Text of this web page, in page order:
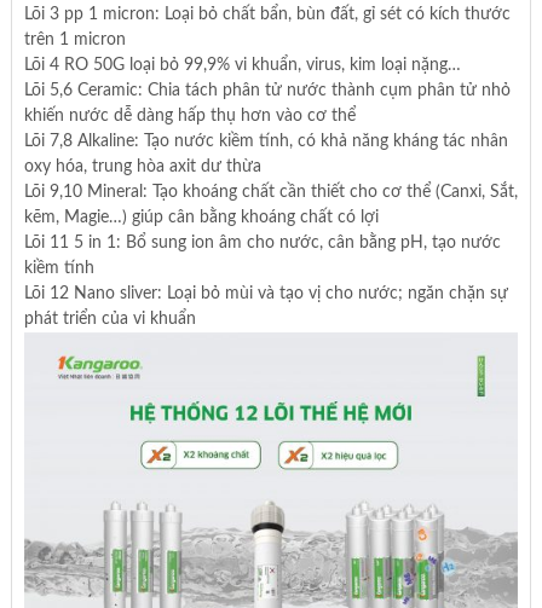
Lõi 3 pp 1 micron: Loại bỏ chất bẩn, bùn đất, gỉ sét có kích thước
trên 1 micron
Lõi 4 RO 50G loại bỏ 99,9% vi khuẩn, virus, kim loại nặng…
Lõi 5,6 Ceramic: Chia tách phân tử nước thành cụm phân tử nhỏ
khiến nước dễ dàng hấp thụ hơn vào cơ thể
Lõi 7,8 Alkaline: Tạo nước kiềm tính, có khả năng kháng tác nhân
oxy hóa, trung hòa axit dư thừa
Lõi 9,10 Mineral: Tạo khoáng chất cần thiết cho cơ thể (Canxi, Sắt,
kẽm, Magie…) giúp cân bằng khoáng chất có lợi
Lõi 11 5 in 1: Bổ sung ion âm cho nước, cân bằng pH, tạo nước
kiềm tính
Lõi 12 Nano sliver: Loại bỏ mùi và tạo vị cho nước; ngăn chặn sự
phát triển của vi khuẩn